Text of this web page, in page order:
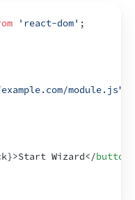
'react-dom' ;
module.js"
}>Start Wizard</button